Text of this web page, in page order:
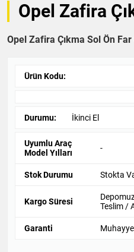
Opel Zafira
Opel Zafira Çıkma Sol Ön
Ürün Kodu:
Durumu: İkinci El
Uyumlu Araç
Model Yılları
-
Stok Durumu Stokta
Kargo Süresi
Teslim /
Garanti